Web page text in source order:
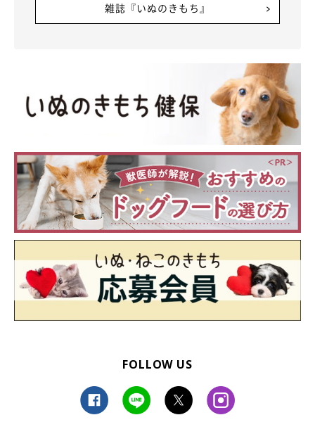
雑誌『いぬのきもち』
FOLLOW US